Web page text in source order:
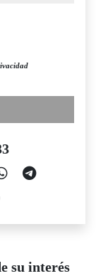
su interés